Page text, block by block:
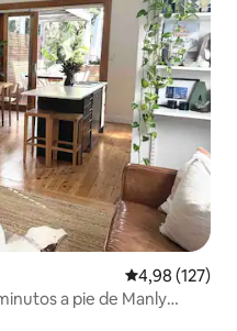
Calificación
4,98 (127)
a pie de Manly